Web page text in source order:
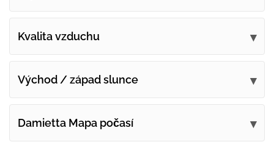
Kvalita vzduchu
Východ / západ slunce
Damietta Mapa počasí